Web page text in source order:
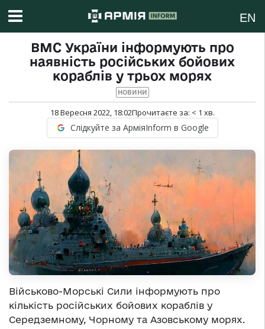
EN
ВМС України інформують про
наявність російських бойових
кораблів у трьох морях
НОВИНИ
18 Вересня 2022, 18:02Прочитаєте за: < 1 хв.
Слідкуйте за АрміяInform в Google
Військово-Морські Сили інформують про
кількість російських бойових кораблів у
Середземному, Чорному та Азовському морях.